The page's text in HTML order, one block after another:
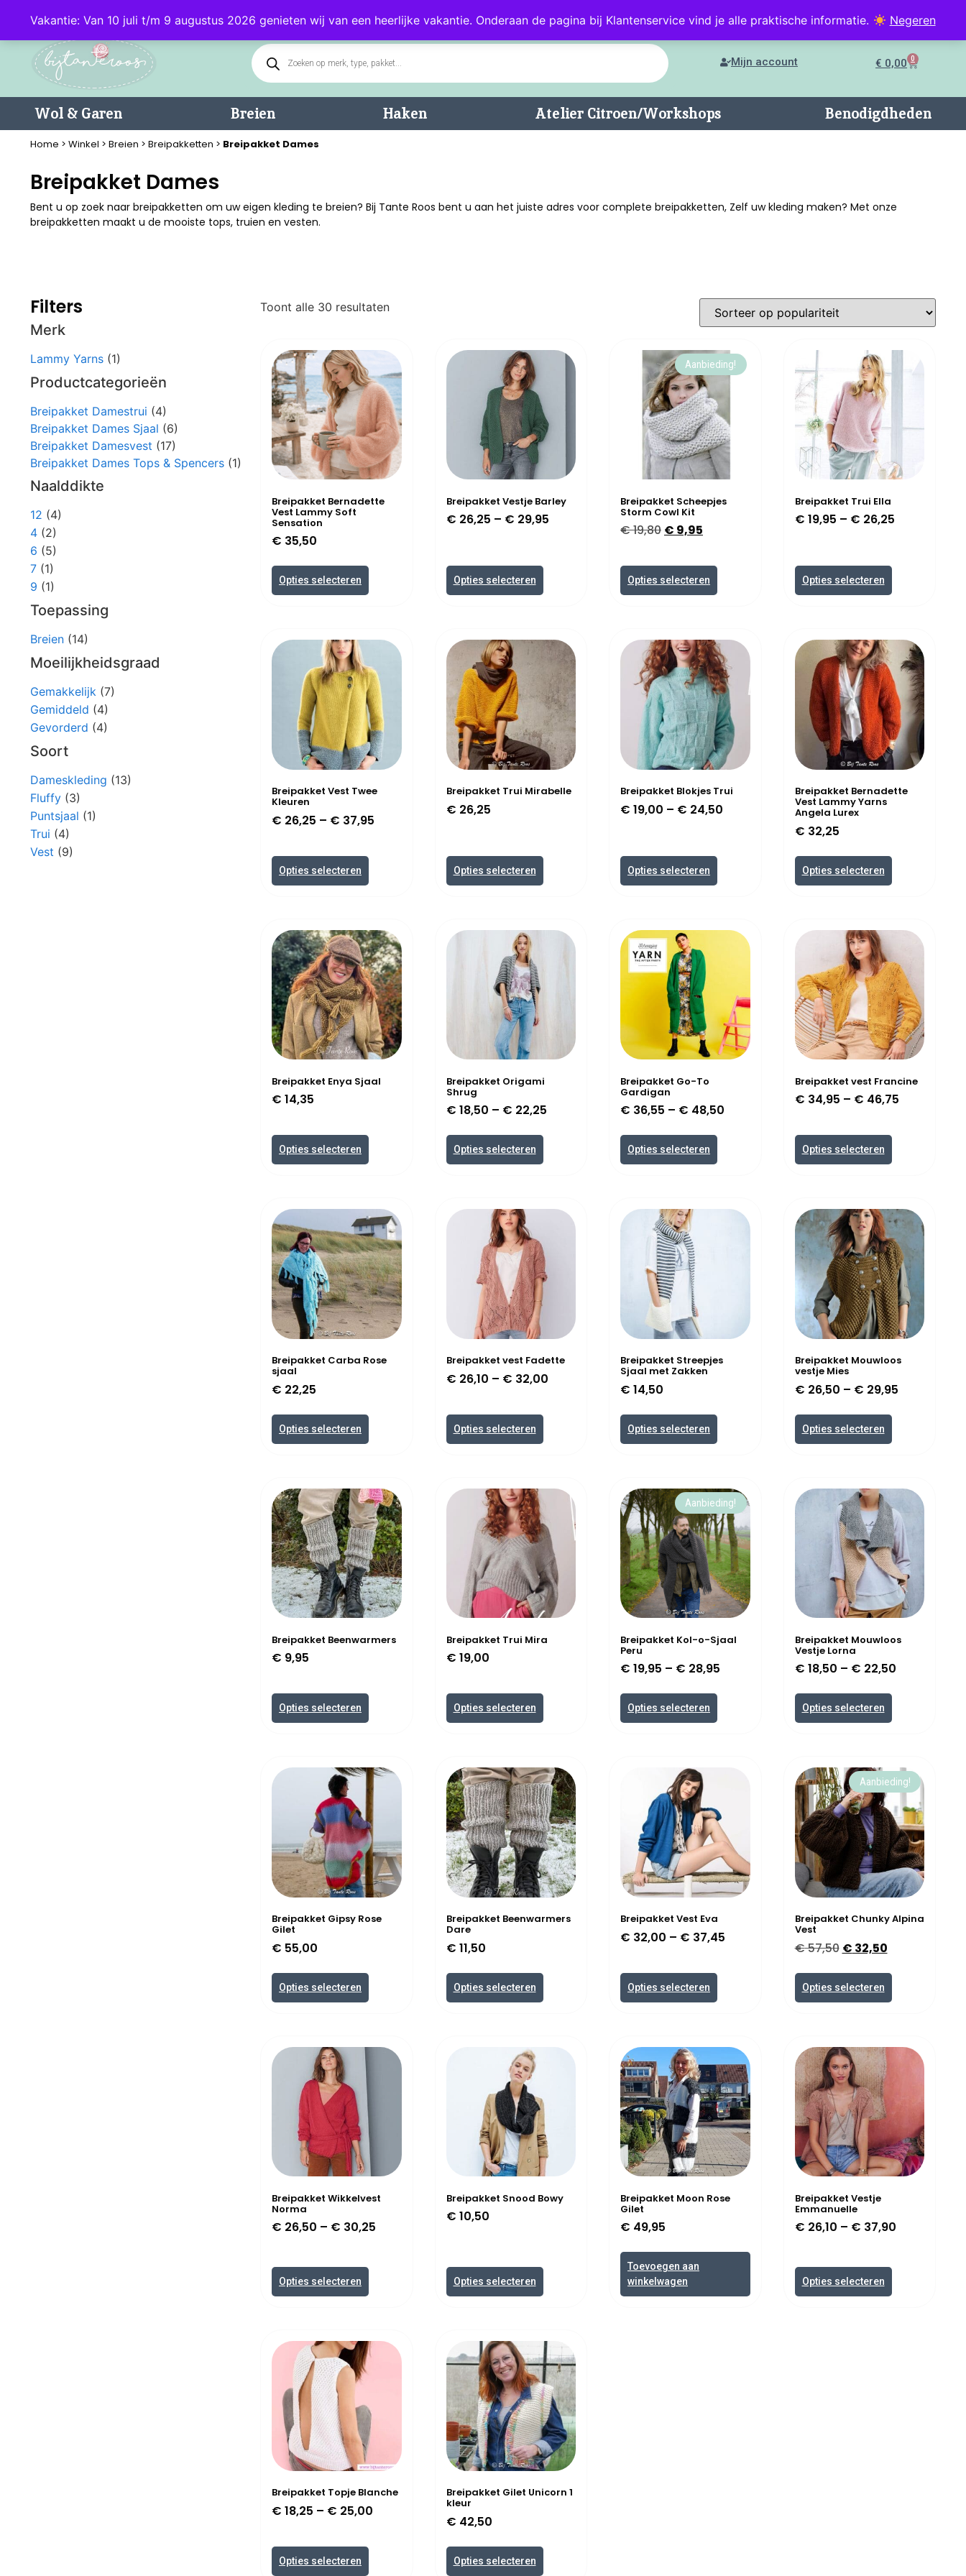
Vakantie: Van 10 juli t/m 9 augustus 2026 genieten wij van een heerlijke vakantie. Onderaan de pagina bij Klantenservice vind je alle praktische informatie. Negeren
Blog Klantenservice
Mijn account € 0,00 0
Wol & Garen Breien Haken Atelier Citroen/Workshops Benodigdheden
Home > Winkel > Breien > Breipakketten > Breipakket Dames
Breipakket Dames
Bent u op zoek naar breipakketten om uw eigen kleding te breien? Bij Tante Roos bent u aan het juiste adres voor complete breipakketten, Zelf uw kleding maken? Met onze
breipakketten maakt u de mooiste tops, truien en vesten.
Filters
Merk
Lammy Yarns (1)
Productcategorieën
Breipakket Damestrui (4)
Breipakket Dames Sjaal (6)
Breipakket Damesvest (17)
Breipakket Dames Tops & Spencers (1)
Naalddikte
12 (4)
4 (2)
6 (5)
7 (1)
9 (1)
Toepassing
Breien (14)
Moeilijkheidsgraad
Gemakkelijk (7)
Gemiddeld (4)
Gevorderd (4)
Soort
Dameskleding (13)
Fluffy (3)
Puntsjaal (1)
Trui (4)
Vest (9)
Toont alle 30 resultaten
Breipakket Bernadette
Vest Lammy Soft
Sensation
€ 35,50
Opties selecteren
Breipakket Vestje Barley
€ 26,25 – € 29,95
Opties selecteren
Aanbieding!
Breipakket Scheepjes
Storm Cowl Kit
€19,80 € 9,95
Opties selecteren
Breipakket Trui Ella
€ 19,95 – € 26,25
Opties selecteren
Breipakket Vest Twee
Kleuren
€ 26,25 – € 37,95
Opties selecteren
Breipakket Trui Mirabelle
€ 26,25
Opties selecteren
Breipakket Blokjes Trui
€ 19,00 – € 24,50
Opties selecteren
Breipakket Bernadette
Vest Lammy Yarns
Angela Lurex
€ 32,25
Opties selecteren
Breipakket Enya Sjaal
€ 14,35
Opties selecteren
Breipakket Origami
Shrug
€ 18,50 – € 22,25
Opties selecteren
Breipakket Go-To
Gardigan
€ 36,55 – € 48,50
Opties selecteren
Breipakket vest Francine
€ 34,95 – € 46,75
Opties selecteren
Breipakket Carba Rose
sjaal
€ 22,25
Opties selecteren
Breipakket vest Fadette
€ 26,10 – € 32,00
Opties selecteren
Breipakket Streepjes
Sjaal met Zakken
€ 14,50
Opties selecteren
Breipakket Mouwloos
vestje Mies
€ 26,50 – € 29,95
Opties selecteren
Breipakket Beenwarmers
€ 9,95
Opties selecteren
Breipakket Trui Mira
€ 19,00
Opties selecteren
Aanbieding!
Breipakket Kol-o-Sjaal
Peru
€ 19,95 – € 28,95
Opties selecteren
Breipakket Mouwloos
Vestje Lorna
€ 18,50 – € 22,50
Opties selecteren
Breipakket Gipsy Rose
Gilet
€ 55,00
Opties selecteren
Breipakket Beenwarmers
Dare
€ 11,50
Opties selecteren
Breipakket Vest Eva
€ 32,00 – € 37,45
Opties selecteren
Aanbieding!
Breipakket Chunky Alpina
Vest
€57,50 € 32,50
Opties selecteren
Breipakket Wikkelvest
Norma
€ 26,50 – € 30,25
Opties selecteren
Breipakket Snood Bowy
€ 10,50
Opties selecteren
Breipakket Moon Rose
Gilet
€ 49,95
Toevoegen aan
winkelwagen
Breipakket Vestje
Emmanuelle
€ 26,10 – € 37,90
Opties selecteren
Breipakket Topje Blanche
€ 18,25 – € 25,00
Opties selecteren
Breipakket Gilet Unicorn 1
kleur
€ 42,50
Opties selecteren